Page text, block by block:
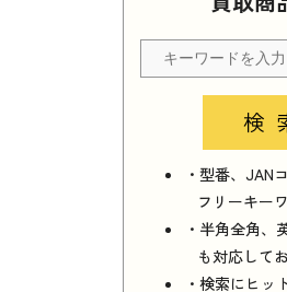
検
・型番、JAN
フリーキー
・半角全角、
も対応して
・検索にヒッ